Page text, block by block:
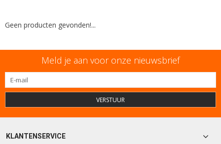
Geen producten gevonden!...
Meld je aan voor onze nieuwsbrief
VERSTUUR
KLANTENSERVICE